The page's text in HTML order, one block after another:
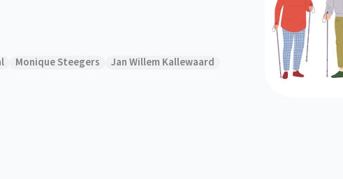
Monique Steegers
Jan Willem Kallewaard